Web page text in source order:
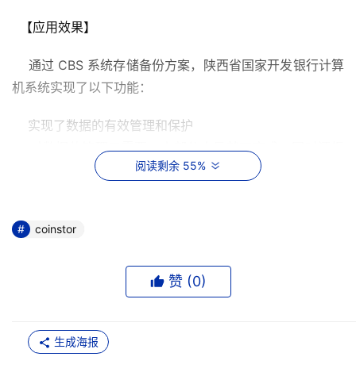
【应用效果】
通过 CBS 系统存储备份方案，陕西省国家开发银行计算
机系统实现了以下功能：
实现了数据的有效管理和保护
对数据的管理只需要一小部分人员就可完成；同时还提
供了对磁盘和数据的即时备份机制以及快速恢复功能。
CBS备份软件提供自定义的备份策略设计，用户可以对
通过一个命令，系统将自动执行服务器恢复任务，几乎
不需要用户进行干预，而且保证实现百分之百的完整性和一
阅读剩余 55%
coinstor
赞 (0)
生成海报